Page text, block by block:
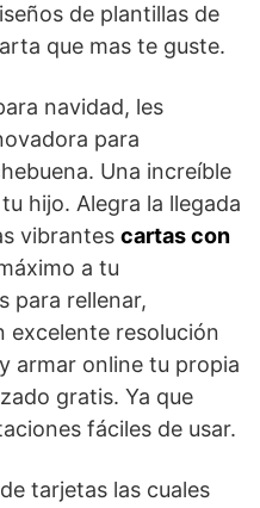
de plantillas de
que mas te guste.
navidad, les
para
Una increíble
hijo. Alegra la llegada
vibrantes cartas con
a tu
para rellenar,
excelente resolución
armar online tu propia
gratis. Ya que
fáciles de usar.
tarjetas las cuales